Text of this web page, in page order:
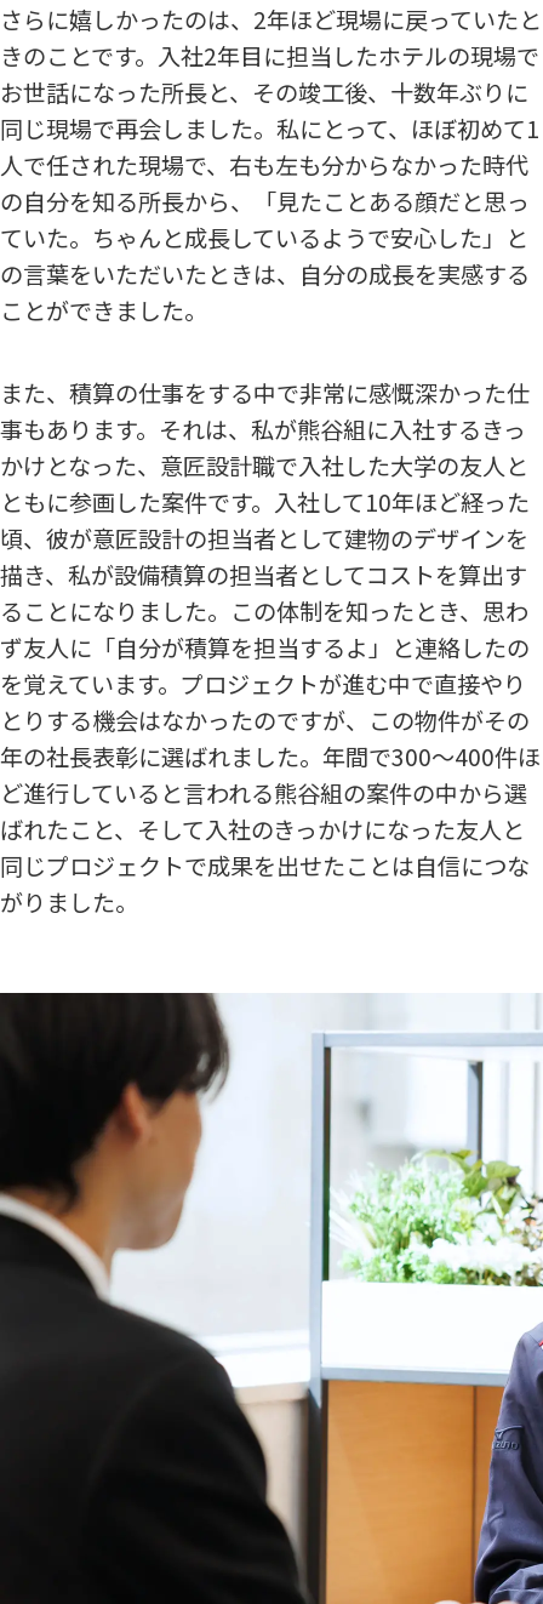
さらに嬉しかったのは、2年ほど現場に戻っていたと
きのことです。入社2年目に担当したホテルの現場で
お世話になった所長と、その竣工後、十数年ぶりに
同じ現場で再会しました。私にとって、ほぼ初めて1
人で任された現場で、右も左も分からなかった時代
の自分を知る所長から、「見たことある顔だと思っ
ていた。ちゃんと成長しているようで安心した」と
の言葉をいただいたときは、自分の成長を実感する
ことができました。
また、積算の仕事をする中で非常に感慨深かった仕
事もあります。それは、私が熊谷組に入社するきっ
かけとなった、意匠設計職で入社した大学の友人と
ともに参画した案件です。入社して10年ほど経った
頃、彼が意匠設計の担当者として建物のデザインを
描き、私が設備積算の担当者としてコストを算出す
ることになりました。この体制を知ったとき、思わ
ず友人に「自分が積算を担当するよ」と連絡したの
を覚えています。プロジェクトが進む中で直接やり
とりする機会はなかったのですが、この物件がその
年の社長表彰に選ばれました。年間で300～400件ほ
ど進行していると言われる熊谷組の案件の中から選
ばれたこと、そして入社のきっかけになった友人と
同じプロジェクトで成果を出せたことは自信につな
がりました。